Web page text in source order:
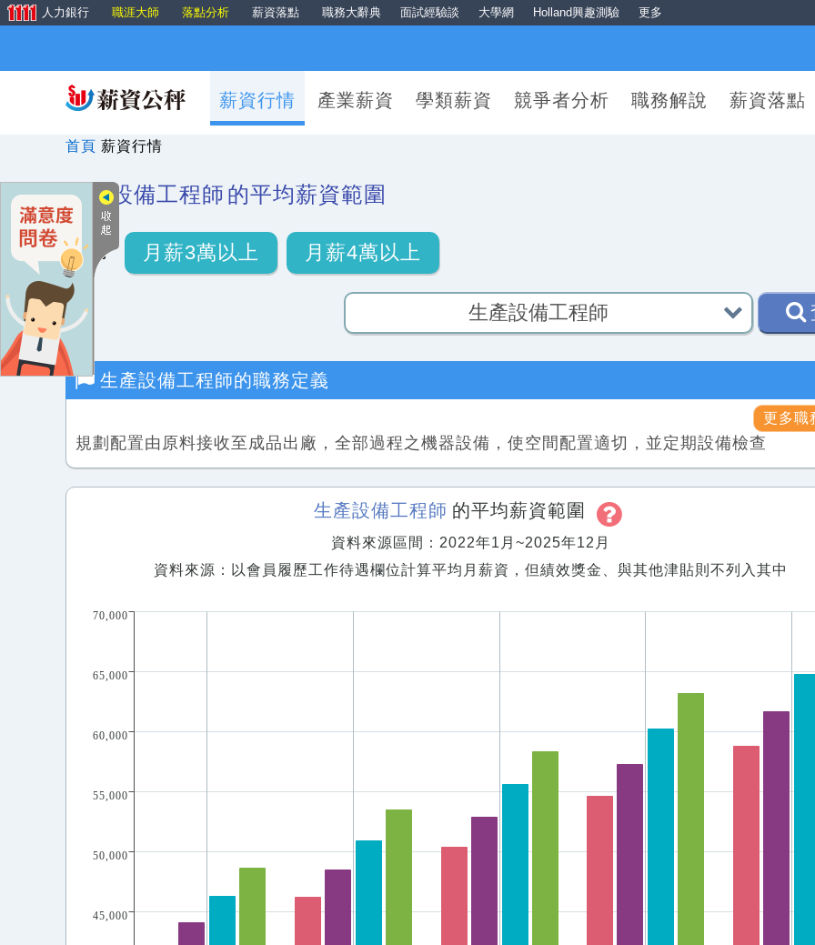
人力銀行 職涯大師 落點分析 薪資落點 職務大辭典 面試經驗談 大學網 Holland興趣測驗 更多
薪資行情 產業薪資 學類薪資 競爭者分析 職務解說 薪資落點
首頁 薪資行情
生產設備工程師 的平均薪資範圍
月薪3萬以上 月薪4萬以上
生產設備工程師的職務定義
更多職
規劃配置由原料接收至成品出廠，全部過程之機器設備，使空間配置適切，並定期設備檢查
生產設備工程師 的平均薪資範圍
資料來源區間：2022年1月~2025年12月
資料來源：以會員履歷工作待遇欄位計算平均月薪資，但績效獎金、與其他津貼則不列入其中
45,000
50,000
55,000
60,000
65,000
70,000